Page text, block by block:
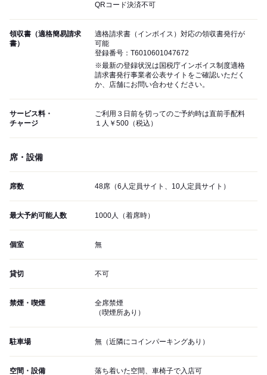
QRコード決済不可
領収書（適格簡易請求
書）
適格請求書（インボイス）対応の領収書発行が
可能
登録番号：T6010601047672
※最新の登録状況は国税庁インボイス制度適格
請求書発行事業者公表サイトをご確認いただく
か、店舗にお問い合わせください。
サービス料・
チャージ
ご利用３日前を切ってのご予約時は直前手配料
１人￥500（税込）
席・設備
席数 48席（6人定員サイト、10人定員サイト）
最大予約可能人数 1000人（着席時）
個室 無
貸切 不可
禁煙・喫煙
全席禁煙
（喫煙所あり）
駐車場 無（近隣にコインパーキングあり）
空間・設備 落ち着いた空間、車椅子で入店可